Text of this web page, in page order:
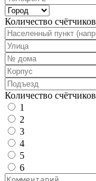
Количество счётчиков
Количество счётчиков
1
2
3
4
5
6